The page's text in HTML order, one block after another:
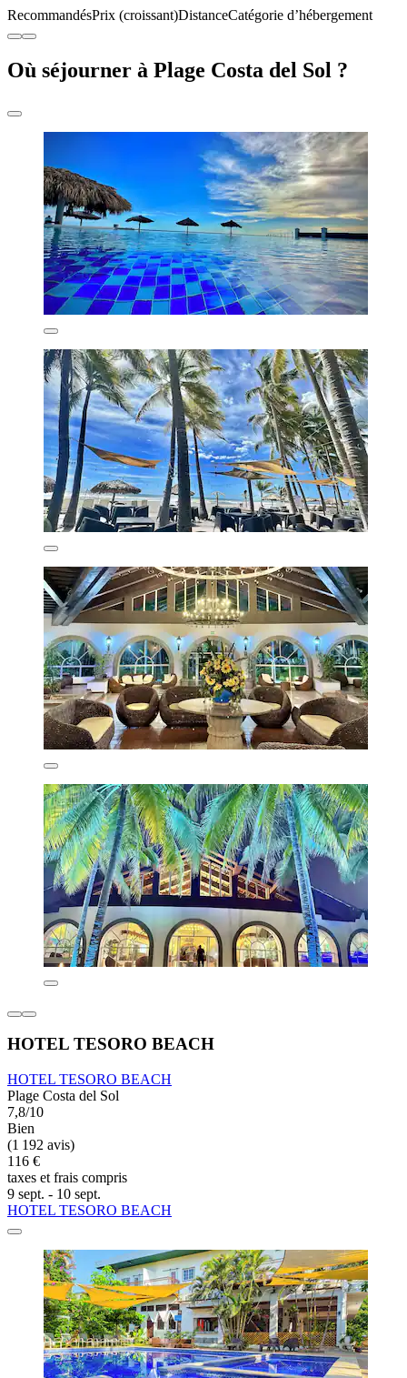
RecommandésPrix (croissant)DistanceCatégorie d’hébergement
Où séjourner à Plage Costa del Sol ?
HOTEL TESORO BEACH
HOTEL TESORO BEACH
Plage Costa del Sol
7,8/10
Bien
(1 192 avis)
116 €
taxes et frais compris
9 sept. - 10 sept.
HOTEL TESORO BEACH